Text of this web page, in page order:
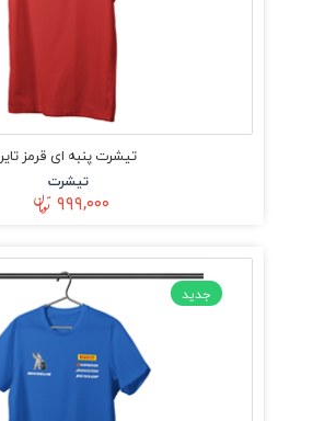
تیشرت پنبه ای قرمز تایر
تیشرت
۹۹۹,۰۰۰
جدید